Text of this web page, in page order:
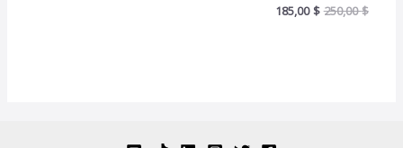
250,00$
185,00$